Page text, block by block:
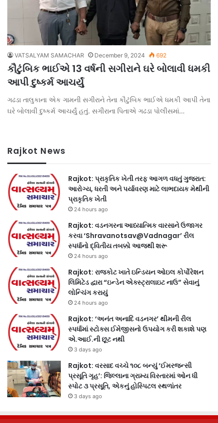
VATSALYAM SAMACHAR December 9, 2024 692
કૌટુંબિક ભાઈએ 13 વર્ષની સગીરાને ઘરે બોલાવી ધમકી
આપી દુષ્કર્મ આચર્યું
ગઢડા તાલુકાના એક ગામની સગીરાને તેના કૌટુંબિક ભાઈએ ધમકી આપી તેના
ઘરે બોલાવી દુષ્કર્મ આચર્યું હતું. સગીરાના પિતાએ ગઢડા પોલીસમાં…
Rajkot News
Rajkot: પ્રાકૃતિક ખેતી તરફ આગળ વધતું ગુજરાત:
આરોગ્ય, ધરતી અને પર્યાવરણ માટે લાભદાયક મેથીની
પ્રાકૃતિક ખેતી
24 hours ago
Rajkot: વડનગરના આધ્યાત્મિક વારસાને ઉજાગર
કરવા ‘Shravanotsav@Vadnagar’ રીલ
સ્પર્ધાનો દ્વિતીય તબક્કો આજથી શરૂ
24 hours ago
Rajkot: રાજકોટ ખાતે ઇન્ડિયન ઓઇલ કોર્પોરેશન
લિમિટેડ દ્વારા “ઇન્ડેન એક્સ્ટ્રાલાઇટ નાઉ” સેવાનું
લોન્ચિંગ કરાયું
24 hours ago
Rajkot: ‘અનંત અનાદિ વડનગર’ થીમની રીલ
સ્પર્ધામાં સ્ટોક્સ ઈમેજીસનો ઉપયોગ કરી શકાશે પણ
એ.આઈ.ની છૂટ નથી
3 days ago
Rajkot: વરસાદ વચ્ચે ૧૦૮ બન્યું ‘ઈમરજન્સી
પ્રસૂતિ ગૃહ’: જિલ્લાના ગ્રામ્ય વિસ્તારમાં ઓન ધી
સ્પોટ ૩ પ્રસૂતિ, એકનું હોસ્પિટલ સ્થળાંતર
3 days ago